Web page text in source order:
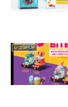
レゴSHOP